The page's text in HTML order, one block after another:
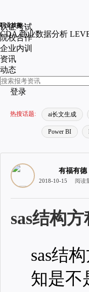
职业技能：
CDA 商业数据分析
认证考试
院校合作
企业内训
资讯
动态
登录
热搜话题: ai长文生成
Power BI
有福有德
2018-10-15 阅读
sas结构
sas结
知是不